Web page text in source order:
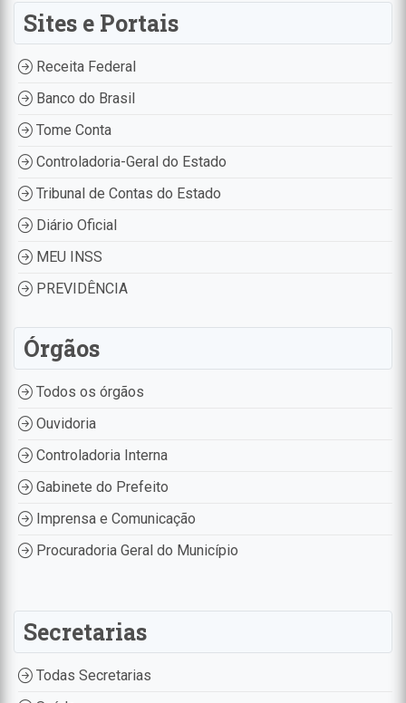
Sites e Portais
Receita Federal
Banco do Brasil
Tome Conta
Controladoria-Geral do Estado
Tribunal de Contas do Estado
Diário Oficial
MEU INSS
PREVIDÊNCIA
Órgãos
Todos os órgãos
Ouvidoria
Controladoria Interna
Gabinete do Prefeito
Imprensa e Comunicação
Procuradoria Geral do Município
Secretarias
Todas Secretarias